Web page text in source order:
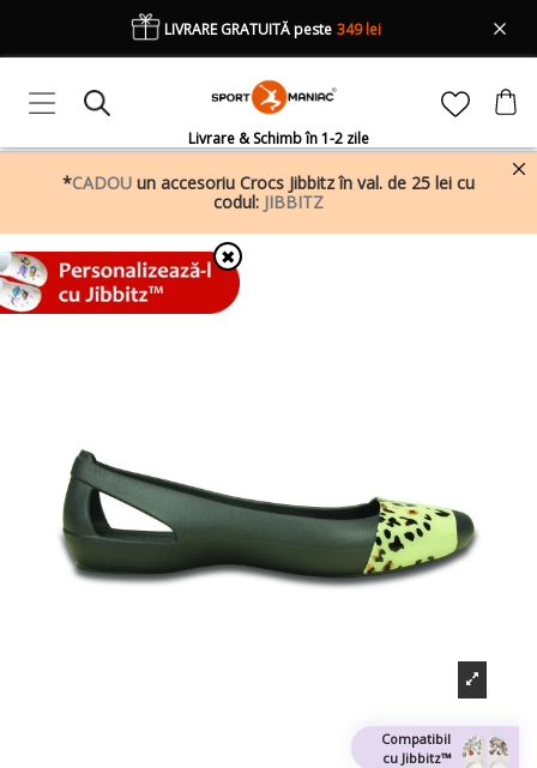
Livrare & Schimb în 1-2 zile
LIVRARE GRATUITĂ peste 349 lei
*CADOU un accesoriu Crocs Jibbitz în val. de 25 lei cu
codul: JIBBITZ
✖
Compatibil
cu Jibbitz™